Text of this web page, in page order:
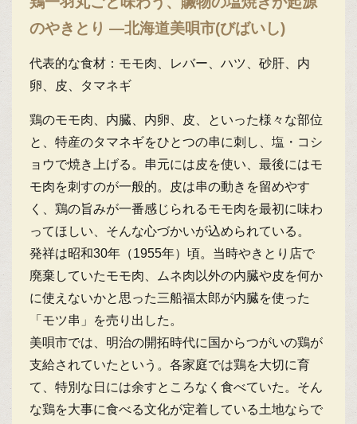
のやきとり ―北海道美唄市(びばいし)
代表的な食材：モモ肉、レバー、ハツ、砂肝、内
卵、皮、タマネギ
鶏のモモ肉、内臓、内卵、皮、といった様々な部位
と、特産のタマネギをひとつの串に刺し、塩・コシ
ョウで焼き上げる。串元には皮を使い、最後にはモ
モ肉を刺すのが一般的。皮は串の動きを留めやす
く、鶏の旨みが一番感じられるモモ肉を最初に味わ
ってほしい、そんな心づかいが込められている。
発祥は昭和30年（1955年）頃。当時やきとり店で
廃棄していたモモ肉、ムネ肉以外の内臓や皮を何か
に使えないかと思った三船福太郎が内臓を使った
「モツ串」を売り出した。
美唄市では、明治の開拓時代に国からつがいの鶏が
支給されていたという。各家庭では鶏を大切に育
て、特別な日には余すところなく食べていた。そん
な鶏を大事に食べる文化が定着している土地ならで